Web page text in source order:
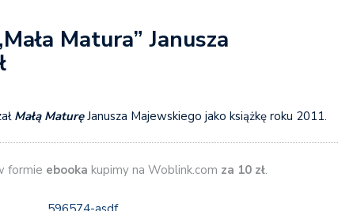
Matura” Janusza
Małą MaturęJanusza Majewskiego jako książkę roku 2011.
formie ebooka kupimy na Woblink.com za 10 zł.